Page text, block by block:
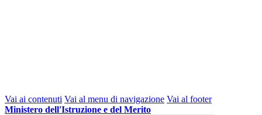
Vai ai contenuti Vai al menu di navigazione Vai al footer
Ministero dell'Istruzione e del Merito